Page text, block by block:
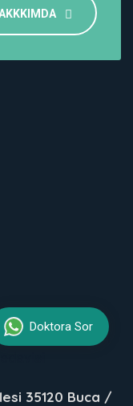
Doktora Sor
35120 Buca /